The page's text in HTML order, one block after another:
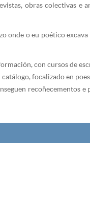
obras colectivas e
onde o eu poético excava
con cursos de
focalizado en
recoñecementos e